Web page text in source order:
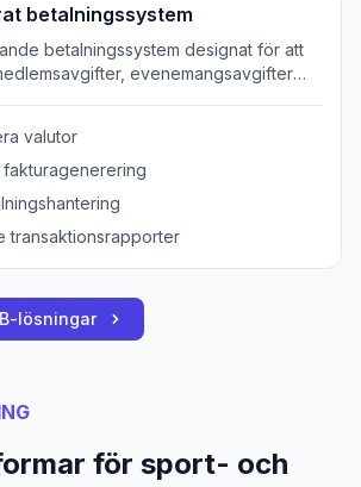
betalningssystem
betalningssystem designat för att
evenemangsavgifter
valutor
fakturagenerering
transaktionsrapporter
lösningar
för sport- och